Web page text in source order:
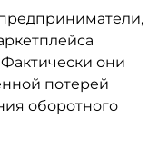
они
потерей
оборотного